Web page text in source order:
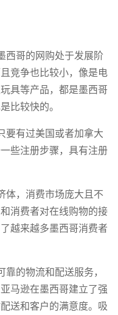
西哥的网购处于发展阶
竞争也比较小，像是电
具等产品，都是墨西哥
比较快的。
要有过美国或者加拿大
些注册步骤，具有注册
体，消费市场庞大且不
消费者对在线购物的接
越来越多墨西哥消费者
的物流和配送服务，
马逊在墨西哥建立了强
送和客户的满意度。吸